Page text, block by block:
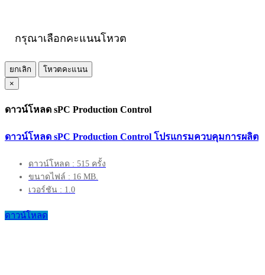
กรุณาเลือกคะแนนโหวต
ยกเลิก
โหวตคะแนน
×
ดาวน์โหลด sPC Production Control
ดาวน์โหลด sPC Production Control โปรแกรมควบคุมการผลิต
ดาวน์โหลด : 515 ครั้ง
ขนาดไฟล์ : 16 MB.
เวอร์ชัน : 1.0
ดาวน์โหลด